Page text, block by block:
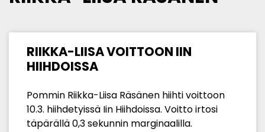
RIIKKA-LIISA VOITTOON IIN
HIIHDOISSA
Pommin Riikka-Liisa Räsänen hiihti voittoon
10.3. hiihdetyissä Iin Hiihdoissa. Voitto irtosi
täpärällä 0,3 sekunnin marginaalilla.